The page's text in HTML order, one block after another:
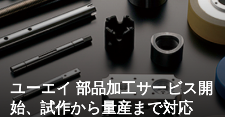
ユーエイ 部品加工サービス開
始、試作から量産まで対応